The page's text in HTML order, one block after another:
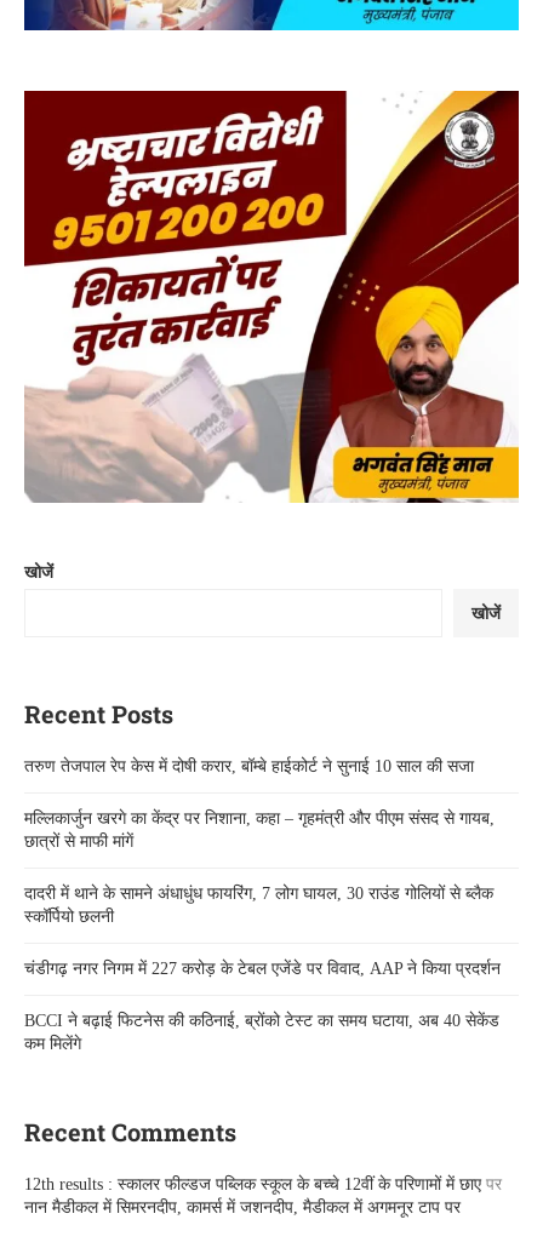
खोजें
खोजें
Recent Posts
तरुण तेजपाल रेप केस में दोषी करार, बॉम्बे हाईकोर्ट ने सुनाई 10 साल की सजा
मल्लिकार्जुन खरगे का केंद्र पर निशाना, कहा – गृहमंत्री और पीएम संसद से गायब,
छात्रों से माफी मांगें
दादरी में थाने के सामने अंधाधुंध फायरिंग, 7 लोग घायल, 30 राउंड गोलियों से ब्लैक
स्कॉर्पियो छलनी
चंडीगढ़ नगर निगम में 227 करोड़ के टेबल एजेंडे पर विवाद, AAP ने किया प्रदर्शन
BCCI ने बढ़ाई फिटनेस की कठिनाई, ब्रोंको टेस्ट का समय घटाया, अब 40 सेकेंड
कम मिलेंगे
Recent Comments
12th results : स्कालर फील्डज पब्लिक स्कूल के बच्चे 12वीं के परिणामों में छाएपर
नान मैडीकल में सिमरनदीप, कामर्स में जशनदीप, मैडीकल में अगमनूर टाप पर